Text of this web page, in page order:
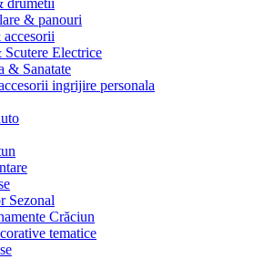
drumetii
& panouri
Electrice
& Sanatate
ingrijire personala
Sezonal
Crăciun
tematice